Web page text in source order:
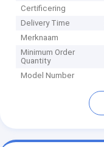
Certificering
Delivery Time
Merknaam
Minimum Order
Quantity
Model Number